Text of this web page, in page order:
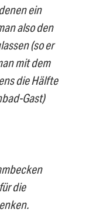
ein
also den
(so er
mit dem
die Hälfte
Gast)
die